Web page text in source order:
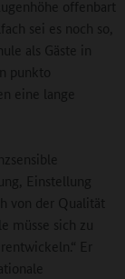
offenbart
sei es noch so,
als Gäste in
punkto
eine lange
Einstellung
von der Qualität
müsse sich zu
Er